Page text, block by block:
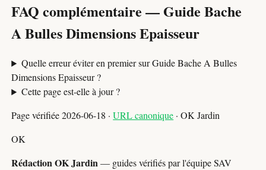
FAQ complémentaire — Guide Bache
A Bulles Dimensions Epaisseur
Quelle erreur éviter en premier sur Guide Bache A Bulles
Dimensions Epaisseur ?
Cette page est-elle à jour ?
Page vérifiée 2026-06-18 ·URL canonique · OK Jardin
OK
Rédaction OK Jardin— guides vérifiés par l'équipe SAV